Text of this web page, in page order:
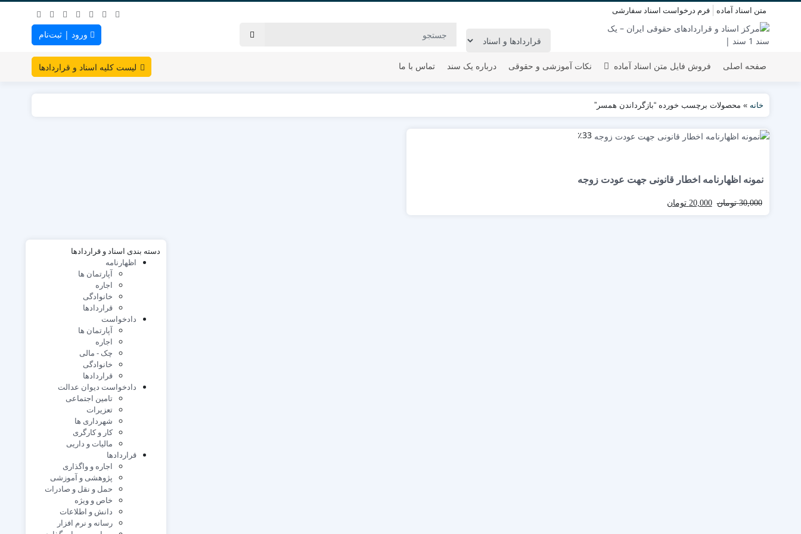
متن اسناد آماده فرم درخواست اسناد سفارشی
ورود | ثبت‌نام
صفحه اصلی فروش فایل متن اسناد آماده نکات آموزشی و حقوقی درباره یک سند تماس با ما لیست کلیه اسناد و قراردادها
خانه » محصولات برچسب خورده “بازگرداندن همسر”
٪33
نمونه اظهارنامه اخطار قانونی جهت عودت زوجه
30,000 تومان 20,000 تومان
دسته بندی اسناد و قراردادها
اظهارنامه
آپارتمان ها
اجاره
خانوادگی
قراردادها
دادخواست
آپارتمان ها
اجاره
چک - مالی
خانوادگی
قراردادها
دادخواست دیوان عدالت
تامین اجتماعی
تعزیرات
شهرداری ها
کار و کارگری
مالیات و داریی
قراردادها
اجاره و واگذاری
پژوهشی و آموزشی
حمل و نقل و صادرات
خاص و ویژه
دانش و اطلاعات
رسانه و نرم افزار